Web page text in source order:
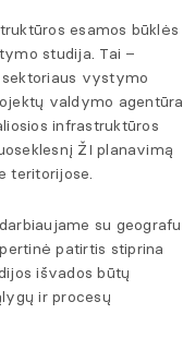
esamos būklės
studija. Tai –
vystymo
valdymo agentūra
infrastruktūros
ŽI planavimą
teritorijose.
su geografu
patirtis stiprina
išvados būtų
ir procesų